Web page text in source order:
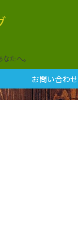
たへ。
お問い合わせ